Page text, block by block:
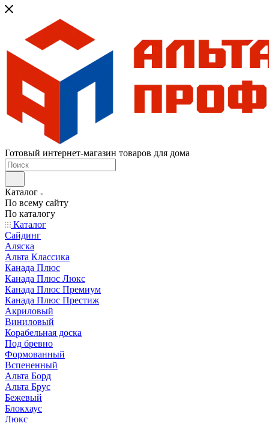
Готовый интернет-магазин товаров для дома
Каталог
По всему сайту
По каталогу
Каталог
Сайдинг
Аляска
Альта Классика
Канада Плюс
Канада Плюс Люкс
Канада Плюс Премиум
Канада Плюс Престиж
Акриловый
Виниловый
Корабельная доска
Под бревно
Формованный
Вспененный
Альта Борд
Альта Брус
Бежевый
Блокхаус
Люкс